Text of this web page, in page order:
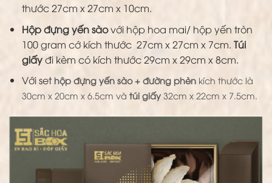
thước 27cm x 27cm x 10cm.
Hộp đựng yến sàovới hộp hoa mai/ hộp yến tròn
100 gram cớ kích thước 27cm x 27cm x 7cm. Túi
giấyđi kèm có kích thước 29cm x 29cm x 8cm.
Với set hộp đựng yến sào + đường phènkích thước là
30cm x 20cm x 6.5cm và túi giấy32cm x 22cm x 7.5cm.